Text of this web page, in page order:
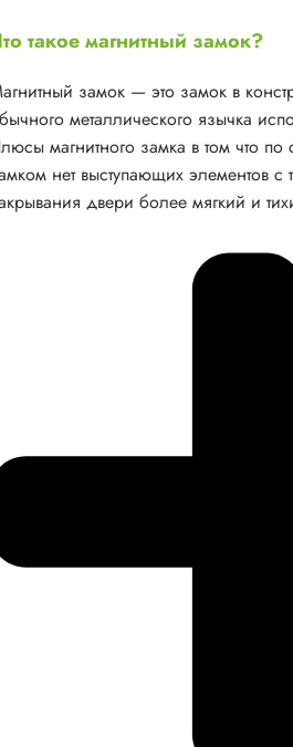
такое магнитный замок?
замок — это замок в
металлического язычка
магнитного замка в том что
нет выступающих элементов с
двери более мягкий и